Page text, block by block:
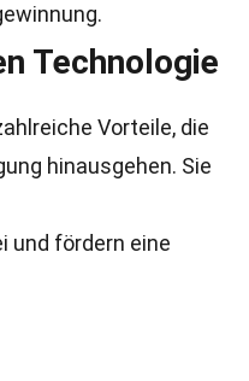
Technologie
Vorteile, die
hinausgehen. Sie
und fördern eine